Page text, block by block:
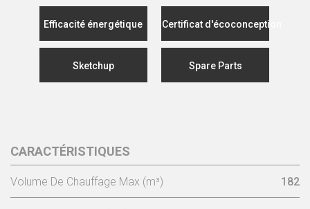
Efficacité énergétique Certificat d'écoconception
Sketchup Spare Parts
CARACTÉRISTIQUES
Volume De Chauffage Max (m³) 182